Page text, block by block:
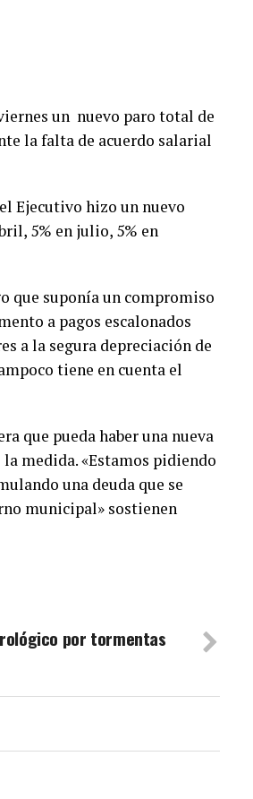
un nuevo paro total de
la falta de acuerdo salarial
Ejecutivo hizo un nuevo
5% en julio, 5% en
que suponía un compromiso
a pagos escalonados
a la segura depreciación de
tiene en cuenta el
que pueda haber una nueva
medida. «Estamos pidiendo
una deuda que se
municipal» sostienen
por tormentas